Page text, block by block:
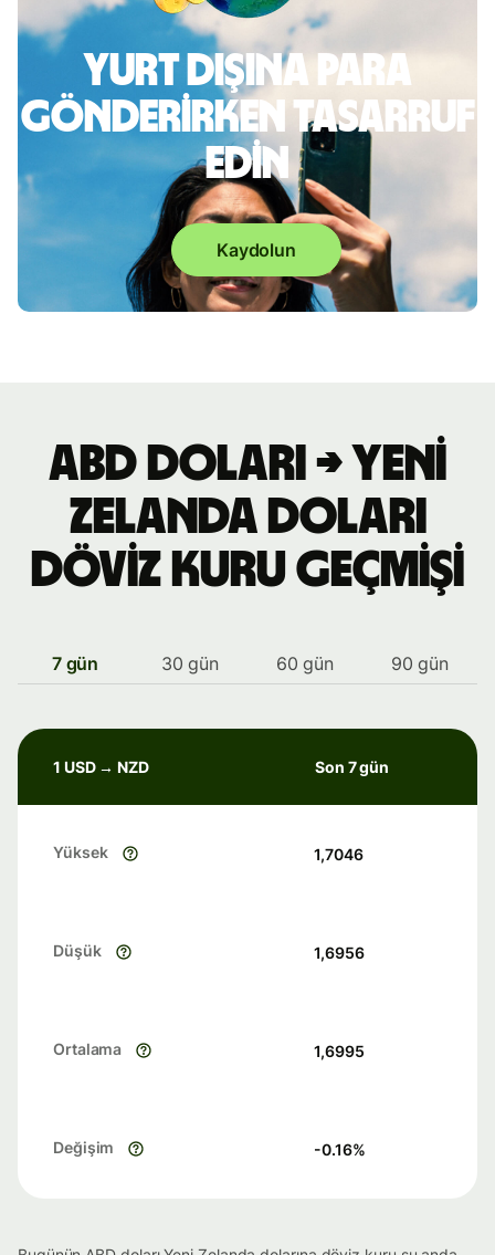
Yurt dışına para
gönderirken tasarruf
edin
Kaydolun
ABD doları → Yeni
Zelanda doları
döviz kuru geçmişi
7 gün 30 gün 60 gün 90 gün
1 USD → NZD Son 7 gün
Yüksek 1,7046
Düşük 1,6956
Ortalama 1,6995
Değişim -0.16%